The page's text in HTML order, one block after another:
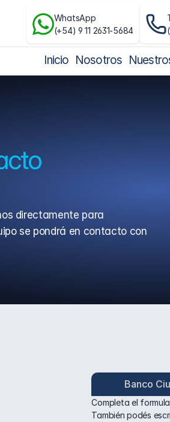
WhatsApp
(+54) 9 11 2631-5684
Inicio Nosotros
Banco
Completa el
También podés
directamente para
se pondrá en contacto con